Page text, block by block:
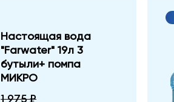
Настоящая вода
"Farwater" 19л 3
бутыли+ помпа
МИКРО
1 975 ₽